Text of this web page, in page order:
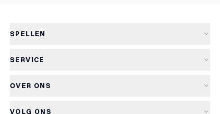
SPELLEN
Nieuwe spellen
SERVICE
Retourneren
OVER ONS
VOLG ONS